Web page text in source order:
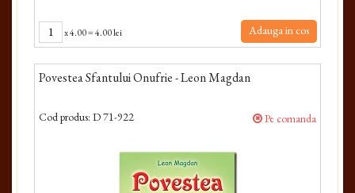
x4.00=4.00 lei Adauga in cos
Povestea Sfantului Onufrie - Leon Magdan
Cod produs: D 71-922 Pe comanda